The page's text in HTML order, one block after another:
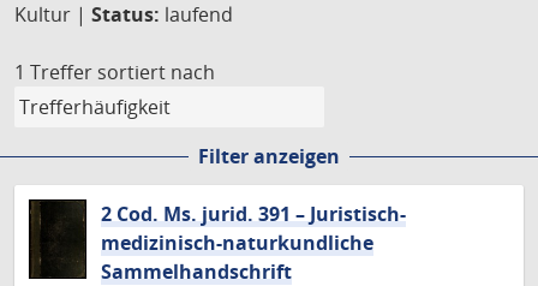
Kultur | Status: laufend
1 Treffer sortiert nach
Filter anzeigen
2 Cod. Ms. jurid. 391 – Juristisch-
medizinisch-naturkundliche
Sammelhandschrift